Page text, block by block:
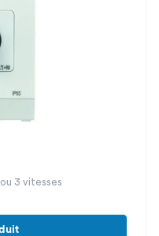
de ventilation
Ce dernier est défini
de tous les locaux (∑
1-1.
bureaux ou salles
différente pour le calcul
recommandé de
des moteurs de
les paramètres de
3 vitesses